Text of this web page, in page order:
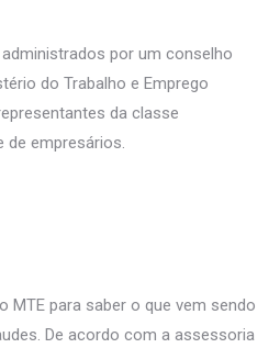
por um conselho
do Trabalho e Emprego
da classe
de empresários.
MTE para saber o que vem sendo
De acordo com a assessoria